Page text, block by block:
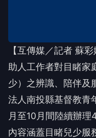
【互傳媒／記者 蘇
助人工作者對目睹家
少）之辨識、陪伴及
法人南投縣基督教青
月至10月間陸續辦理
內容涵蓋目睹兒少服